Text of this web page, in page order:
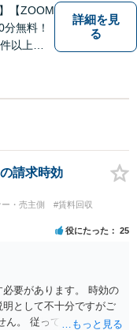
【ZOOM
無料！
以上！
す！業種
ひ一度
詳細を見
る
請求時効
・売主側
#賃料回収
役にたった 25
要があります。 時効の
として不十分ですがご
ん。 従って、理論上は１